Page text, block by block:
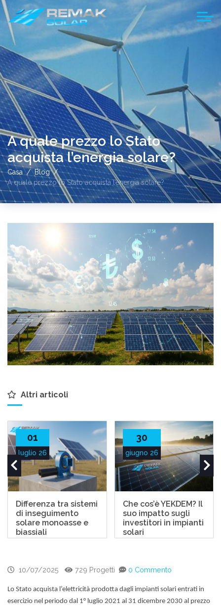
A quale prezzo lo Stato
acquista l’energia solare?
Casa
Blog
A quale prezzo lo Stato acquista l’energia solare?
Altri articoli
01
luglio 26
Differenza tra sistemi
di inseguimento
solare monoasse e
biassiali
30
giugno 26
Che cos’è YEKDEM? Il
suo impatto sugli
investitori in impianti
solari
10/07/2025 729 Progetti 0 Commento
Lo Stato acquista l’elettricità prodotta dagli impianti solari entrati in
esercizio nel periodo dal 1° luglio 2021 al 31 dicembre 2030 al prezzo